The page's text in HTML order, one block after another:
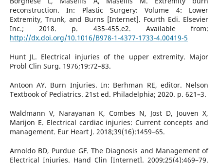
reconstruction. In: Plastic Surgery: Volume 4: Lower
Extremity, Trunk, and Burns [Internet]. Fourth Edi. Elsevier
Inc.; 2018. p. 435-455.e2. Available from:
http://dx.doi.org/10.1016/B978-1-4377-1733-4.00419-5
Hunt JL. Electrical injuries of the upper extremity. Major
Probl Clin Surg. 1976;19:72–83.
Antoon AY. Burn Injuries. In: Berhman RE, editor. Nelson
Textbook of Pediatrics. 21st ed. Philadelphia; 2020. p. 621–3.
Waldmann V, Narayanan K, Combes N, Jost D, Jouven X,
Marijon E. Electrical cardiac injuries: Current concepts and
management. Eur Heart J. 2018;39(16):1459–65.
Arnoldo BD, Purdue GF. The Diagnosis and Management of
Electrical Injuries. Hand Clin [Internet]. 2009;25(4):469–79.